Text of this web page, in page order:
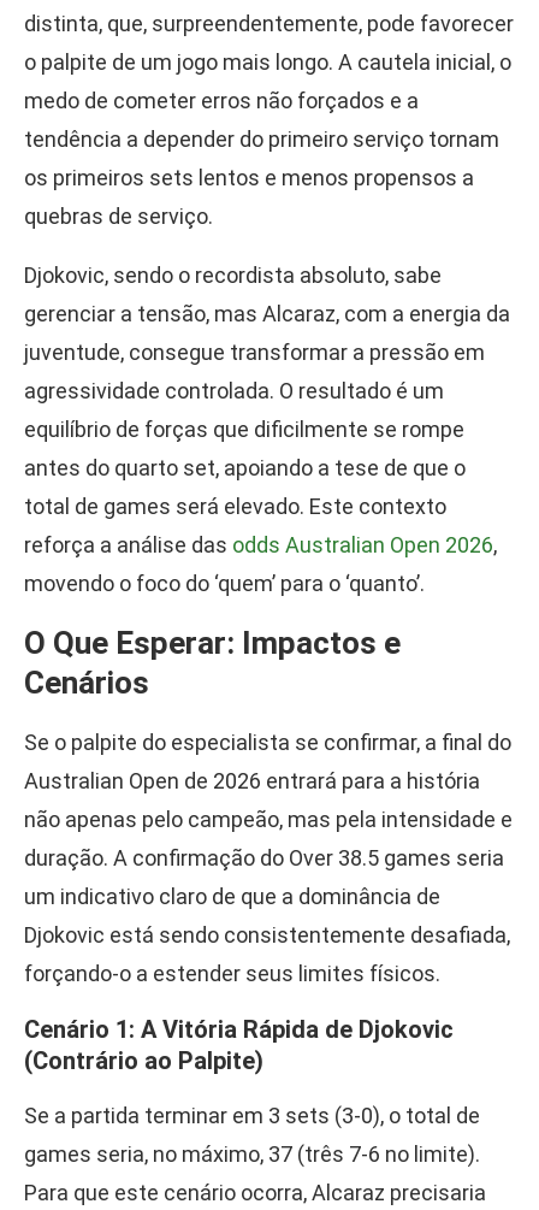
distinta, que, surpreendentemente, pode favorecer
o palpite de um jogo mais longo. A cautela inicial, o
medo de cometer erros não forçados e a
tendência a depender do primeiro serviço tornam
os primeiros sets lentos e menos propensos a
quebras de serviço.
Djokovic, sendo o recordista absoluto, sabe
gerenciar a tensão, mas Alcaraz, com a energia da
juventude, consegue transformar a pressão em
agressividade controlada. O resultado é um
equilíbrio de forças que dificilmente se rompe
antes do quarto set, apoiando a tese de que o
total de games será elevado. Este contexto
reforça a análise das odds Australian Open 2026,
movendo o foco do ‘quem’ para o ‘quanto’.
O Que Esperar: Impactos e
Cenários
Se o palpite do especialista se confirmar, a final do
Australian Open de 2026 entrará para a história
não apenas pelo campeão, mas pela intensidade e
duração. A confirmação do Over 38.5 games seria
um indicativo claro de que a dominância de
Djokovic está sendo consistentemente desafiada,
forçando-o a estender seus limites físicos.
Cenário 1: A Vitória Rápida de Djokovic
(Contrário ao Palpite)
Se a partida terminar em 3 sets (3-0), o total de
games seria, no máximo, 37 (três 7-6 no limite).
Para que este cenário ocorra, Alcaraz precisaria